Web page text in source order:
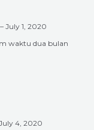
– July 1, 2020
waktu dua bulan
4, 2020